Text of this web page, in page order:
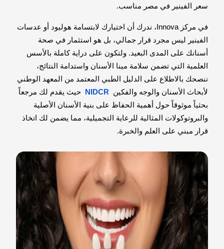
سعر الفينير في مصر مناسب.
في مركز Innova، ندرك أن اختيارك لابتسامة هوليود أو عدسات
الفينير ليس مجرد قرار جمالي، بل هو استثمار في صحة
أسنانك على المدى البعيد. ولتكون على دراية كاملة بالأسس
العلمية التي تضمن سلامة مينا الأسنان واستدامة النتائج،
ننصحك بالاطلاع على الدليل الطبي المعتمد من المعهد الوطني
لأبحاث الأسنان والوجه والفكين NIDCR
حيث يقدم لك مرجعاً
بحثياً موثوقاً حول أهمية الحفاظ على بنية الأسنان الأصلية
والبروتوكولات المثالية للرعاية التجميلية، مما يضمن لك اتخاذ
قرار مبني على العلم والخبرة.